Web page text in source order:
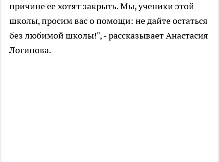
причине ее хотят закрыть. Мы, ученики этой
школы, просим вас о помощи: не дайте остаться
без любимой школы!", - рассказывает Анастасия
Логинова.